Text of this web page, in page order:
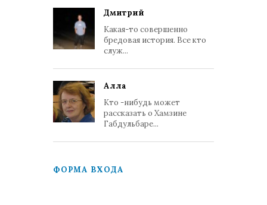
Дмитрий
Какая-то совершенно
бредовая история. Все кто
служ...
Алла
Кто -нибудь может
рассказать о Хамзине
Габдульбаре...
ФОРМА ВХОДА